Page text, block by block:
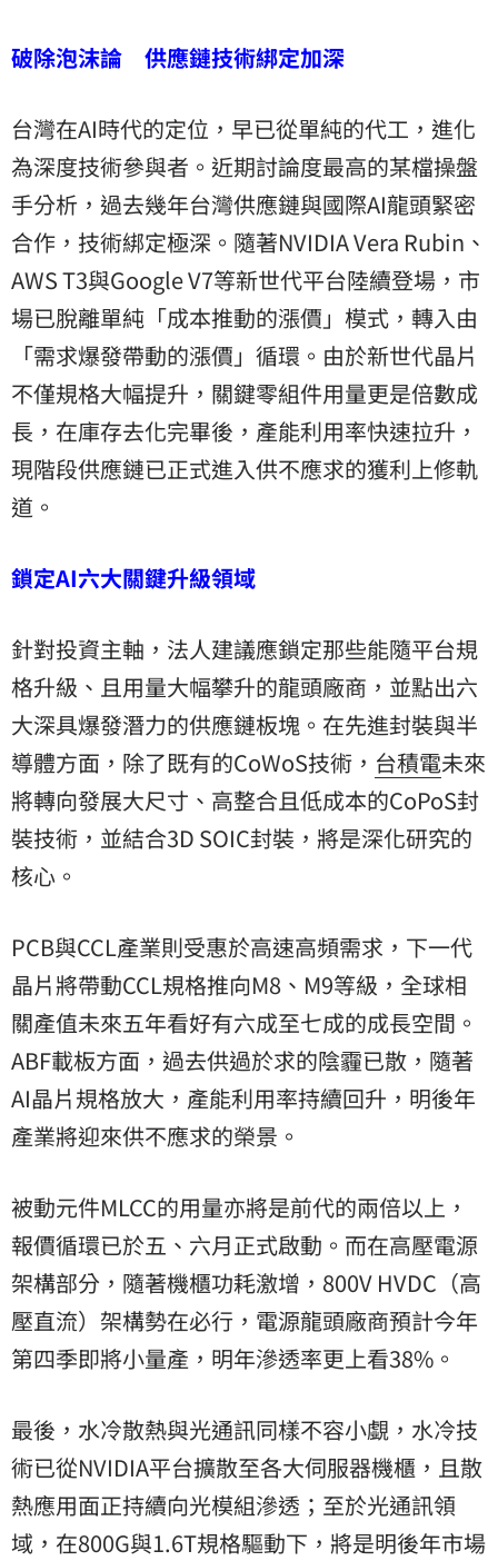
破除泡沫論 供應鏈技術綁定加深
台灣在AI時代的定位，早已從單純的代工，進化
為深度技術參與者。近期討論度最高的某檔操盤
手分析，過去幾年台灣供應鏈與國際AI龍頭緊密
合作，技術綁定極深。隨著NVIDIA Vera Rubin、
AWS T3與Google V7等新世代平台陸續登場，市
場已脫離單純「成本推動的漲價」模式，轉入由
「需求爆發帶動的漲價」循環。由於新世代晶片
不僅規格大幅提升，關鍵零組件用量更是倍數成
長，在庫存去化完畢後，產能利用率快速拉升，
現階段供應鏈已正式進入供不應求的獲利上修軌
道。
鎖定AI六大關鍵升級領域
針對投資主軸，法人建議應鎖定那些能隨平台規
格升級、且用量大幅攀升的龍頭廠商，並點出六
大深具爆發潛力的供應鏈板塊。在先進封裝與半
導體方面，除了既有的CoWoS技術， 台積電未來
將轉向發展大尺寸、高整合且低成本的CoPoS封
裝技術，並結合3D SOIC封裝，將是深化研究的
核心。
PCB與CCL產業則受惠於高速高頻需求，下一代
晶片將帶動CCL規格推向M8、M9等級，全球相
關產值未來五年看好有六成至七成的成長空間。
ABF載板方面，過去供過於求的陰霾已散，隨著
AI晶片規格放大，產能利用率持續回升，明後年
產業將迎來供不應求的榮景。
被動元件MLCC的用量亦將是前代的兩倍以上，
報價循環已於五、六月正式啟動。而在高壓電源
架構部分，隨著機櫃功耗激增，800V HVDC（高
壓直流）架構勢在必行，電源龍頭廠商預計今年
第四季即將小量產，明年滲透率更上看38%。
最後，水冷散熱與光通訊同樣不容小覷，水冷技
術已從NVIDIA平台擴散至各大伺服器機櫃，且散
熱應用面正持續向光模組滲透；至於光通訊領
域，在800G與1.6T規格驅動下，將是明後年市場